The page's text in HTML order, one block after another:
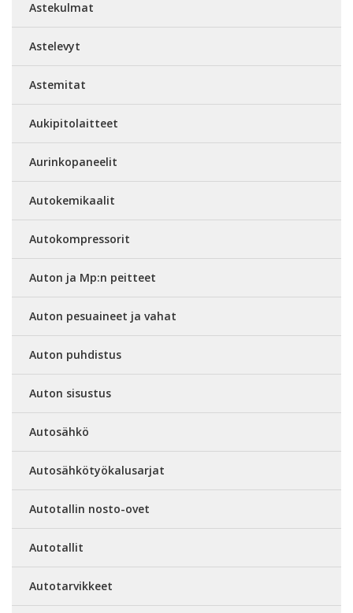
Astekulmat
Astelevyt
Astemitat
Aukipitolaitteet
Aurinkopaneelit
Autokemikaalit
Autokompressorit
Auton ja Mp:n peitteet
Auton pesuaineet ja vahat
Auton puhdistus
Auton sisustus
Autosähkö
Autosähkötyökalusarjat
Autotallin nosto-ovet
Autotallit
Autotarvikkeet